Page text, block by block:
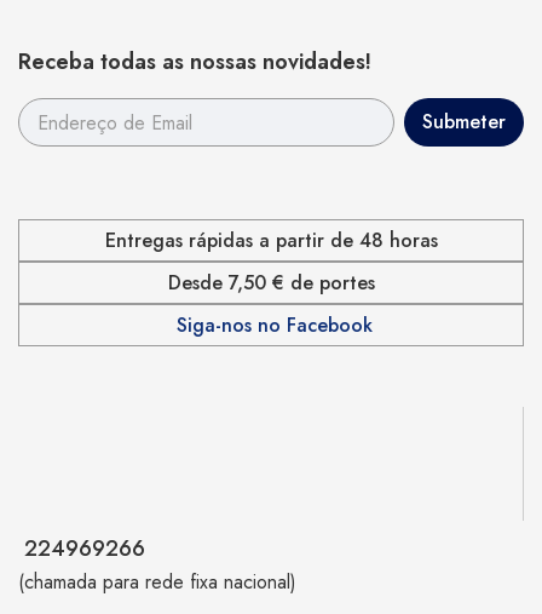
Receba todas as nossas novidades!
Entregas rápidas a partir de 48 horas
Desde 7,50 € de portes
Siga-nos no Facebook
224969266
(chamada para rede fixa nacional)